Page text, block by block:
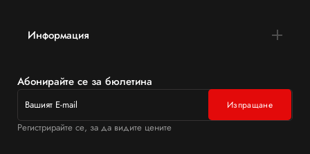
Информация
Абонирайте се за бюлетина
Регистрирайте се, за да видите цените